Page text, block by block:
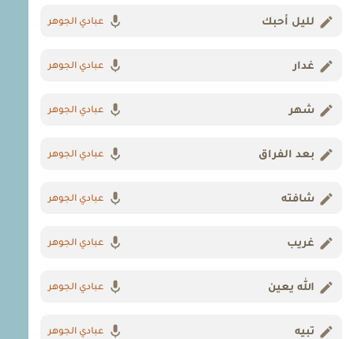
لليل أحبك عبادي الجوهر
غدار عبادي الجوهر
شهر عبادي الجوهر
بعد الفراق عبادي الجوهر
شافته عبادي الجوهر
غريب عبادي الجوهر
الله يعين عبادي الجوهر
تبيه عبادي الجوهر